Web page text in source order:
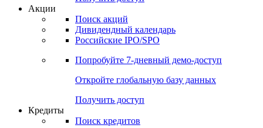
Откройте глобальную базу данных
Получить доступ
Поиск акций
Российские IPO/SPO
Попробуйте7-дневный
Откройте глобальную базу данных